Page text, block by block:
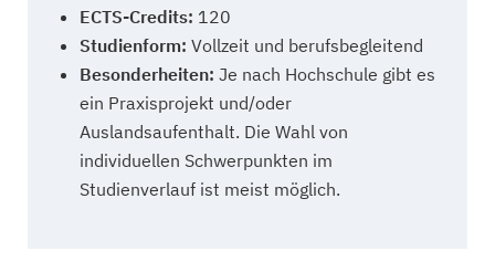
ECTS-Credits: 120
Studienform: Vollzeit und berufsbegleitend
Besonderheiten: Je nach Hochschule gibt es
ein Praxisprojekt und/oder
Auslandsaufenthalt. Die Wahl von
individuellen Schwerpunkten im
Studienverlauf ist meist möglich.